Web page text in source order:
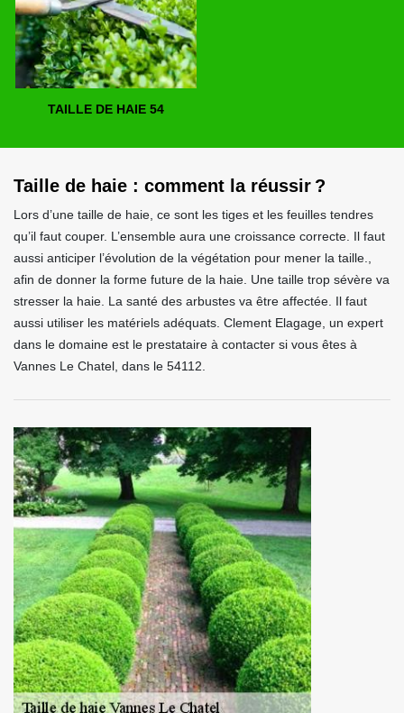
TAILLE DE HAIE 54
Taille de haie : comment la réussir ?
Lors d’une taille de haie, ce sont les tiges et les feuilles tendres
qu’il faut couper. L’ensemble aura une croissance correcte. Il faut
aussi anticiper l’évolution de la végétation pour mener la taille.,
afin de donner la forme future de la haie. Une taille trop sévère va
stresser la haie. La santé des arbustes va être affectée. Il faut
aussi utiliser les matériels adéquats. Clement Elagage, un expert
dans le domaine est le prestataire à contacter si vous êtes à
Vannes Le Chatel, dans le 54112.